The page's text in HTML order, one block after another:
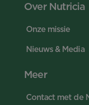
Over Nutricia
Onze missie
Nieuws & Media
Meer
Contact met de